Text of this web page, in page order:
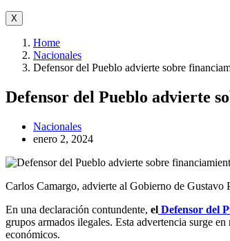
X
Home
Nacionales
Defensor del Pueblo advierte sobre
Defensor del Pueblo advierte
Nacionales
enero 2, 2024
Carlos Camargo, advierte al Gobierno de Gustavo
En una declaración contundente, el Defensor del
grupos armados ilegales. Esta advertencia surge
económicos.